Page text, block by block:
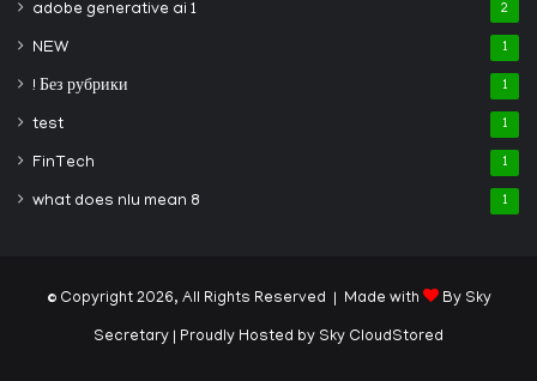
adobe generative ai 1 2
NEW 1
! Без рубрики 1
test 1
FinTech 1
what does nlu mean 8 1
© Copyright 2026, All Rights Reserved | Made with By Sky
Secretary | Proudly Hosted by Sky CloudStored